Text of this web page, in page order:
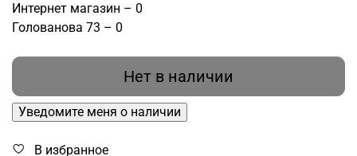
Интернет магазин – 0
Голованова 73 – 0
Нет в наличии
Уведомите меня о наличии
В избранное